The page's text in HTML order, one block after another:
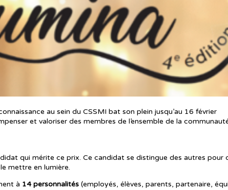
au sein du CSSMI bat son plein jusqu’au 16 février
et valoriser des membres de l’ensemble de la
qui mérite ce prix. Ce candidat se distingue des autres pour
mettre en lumière.
à 14 personnalités (employés, élèves, parents, partenaire,